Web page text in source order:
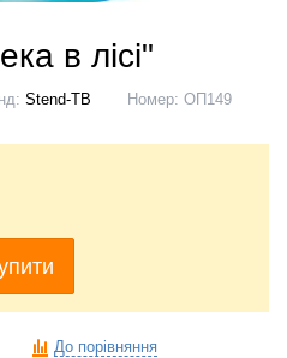
в лісі"
Stend-TB Номер: ОП149
До порівняння